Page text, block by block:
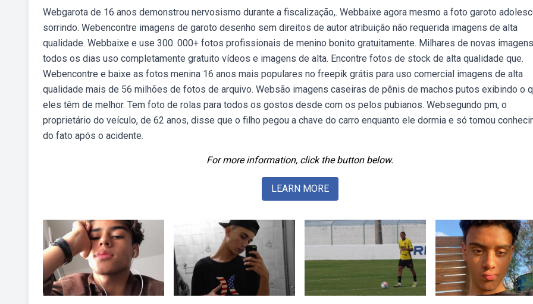
Webgarota de 16 anos demonstrou nervosismo durante a fiscalização,. Webbaixe agora mesmo a foto garoto
sorrindo. Webencontre imagens de garoto desenho sem direitos de autor atribuição não requerida imagens de alta
qualidade. Webbaixe e use 300. 000+ fotos profissionais de menino bonito gratuitamente. Milhares de novas imagens
todos os dias uso completamente gratuito vídeos e imagens de alta. Encontre fotos de stock de alta qualidade que.
Webencontre e baixe as fotos menina 16 anos mais populares no freepik grátis para uso comercial imagens de alta
qualidade mais de 56 milhões de fotos de arquivo. Websão imagens caseiras de pênis de machos putos exibindo o
eles têm de melhor. Tem foto de rolas para todos os gostos desde com os pelos pubianos. Websegundo pm, o
proprietário do veículo, de 62 anos, disse que o filho pegou a chave do carro enquanto ele dormia e só tomou
do fato após o acidente.
For more information, click the button below.
LEARN MORE